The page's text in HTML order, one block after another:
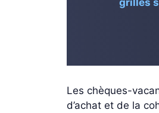
grilles
Les chèques-
d’achat et de la